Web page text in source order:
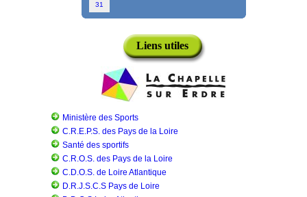
31
Liens utiles
Ministère des Sports
C.R.E.P.S. des Pays de la Loire
Santé des sportifs
C.R.O.S. des Pays de la Loire
C.D.O.S. de Loire Atlantique
D.R.J.S.C.S Pays de Loire